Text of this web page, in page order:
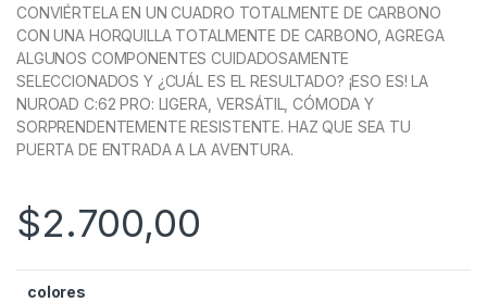
CONVIÉRTELA EN UN CUADRO TOTALMENTE DE CARBONO
CON UNA HORQUILLA TOTALMENTE DE CARBONO, AGREGA
ALGUNOS COMPONENTES CUIDADOSAMENTE
SELECCIONADOS Y ¿CUÁL ES EL RESULTADO? ¡ESO ES! LA
NUROAD C:62 PRO: LIGERA, VERSÁTIL, CÓMODA Y
SORPRENDENTEMENTE RESISTENTE. HAZ QUE SEA TU
PUERTA DE ENTRADA A LA AVENTURA.
$2.700,00
colores